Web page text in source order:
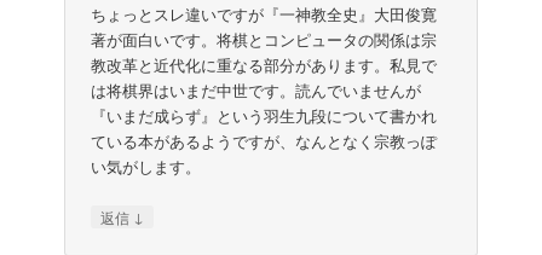
ちょっとスレ違いですが『一神教全史』大田俊寛
著が面白いです。将棋とコンピュータの関係は宗
教改革と近代化に重なる部分があります。私見で
は将棋界はいまだ中世です。読んでいませんが
『いまだ成らず』という羽生九段について書かれ
ている本があるようですが、なんとなく宗教っぽ
い気がします。
返信 ↓